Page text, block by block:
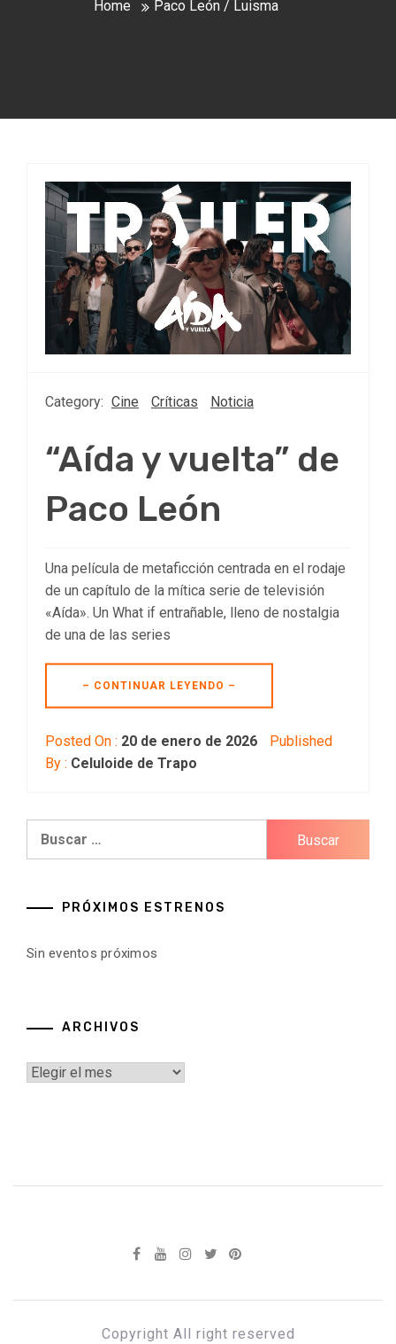
Home Paco León / Luisma
Category: Cine Críticas Noticia
“Aída y vuelta” de
Paco León
Una película de metaficción centrada en el rodaje
de un capítulo de la mítica serie de televisión
«Aída». Un What if entrañable, lleno de nostalgia
de una de las series
– CONTINUAR LEYENDO –
Posted On : 20 de enero de 2026
Published
By : Celuloide de Trapo
PRÓXIMOS ESTRENOS
Sin eventos próximos
ARCHIVOS
Archivos
Copyright All right reserved